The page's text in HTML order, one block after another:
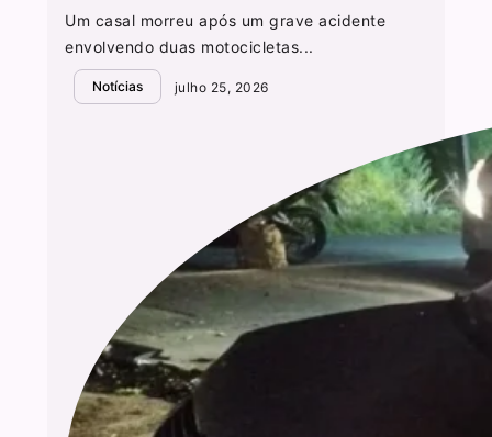
Um casal morreu após um grave acidente
envolvendo duas motocicletas...
Notícias julho 25, 2026